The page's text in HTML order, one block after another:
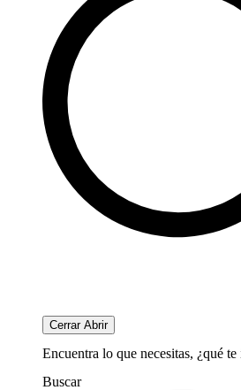
Cerrar Abrir
Encuentra lo que necesitas, ¿qué te
Buscar